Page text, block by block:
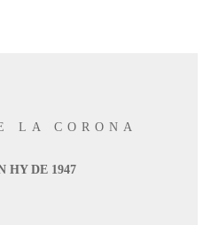
LA CORONA
HY DE 1947